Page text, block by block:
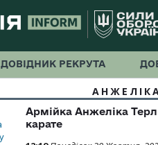
ДОВІДНИК РЕКРУТА
Армійка Анжеліка
карате